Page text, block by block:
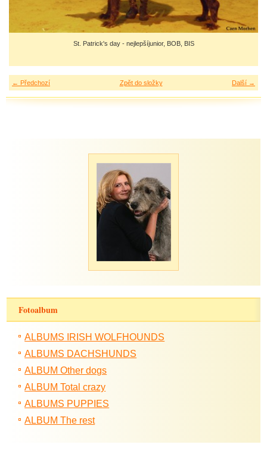
St. Patrick's day - nejlepšíjunior, BOB, BIS
← Předchozí Další →
Zpět do složky
Fotoalbum
ALBUMS IRISH WOLFHOUNDS
ALBUMS DACHSHUNDS
ALBUM Other dogs
ALBUM Total crazy
ALBUMS PUPPIES
ALBUM The rest